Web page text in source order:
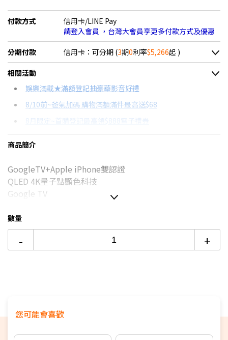
付款方式
信用卡/LINE Pay
請登入會員 ，台灣大會員享更多付款方式及優惠
分期付款 信用卡：可分期 (3期0利率$5,266起 )
＊實際可分期數、適用利率，請以購物車顯示為主
信用卡分期
分期數
12期
24期
每期金額
$1,408
配合銀行/業者
相關活動
娛樂滿載★滿額登記抽豪華影音好禮
8/10前~爸氣加碼 購物滿額滿件最高送$68
8月限定~首購登記最高領$888電子禮券
台灣大哥大Open Possible聯名卡滿額最高回饋25%
商品簡介
GoogleTV+Apple iPhone雙認證
QLED 4K量子點顯色科技
Google TV
VRR可變更新率
ALLM自動低延遲
AirPlay 2
內建GOOGLE PLAY、NETFLIX、YOUTUBE
數量
- +
您可能會喜歡